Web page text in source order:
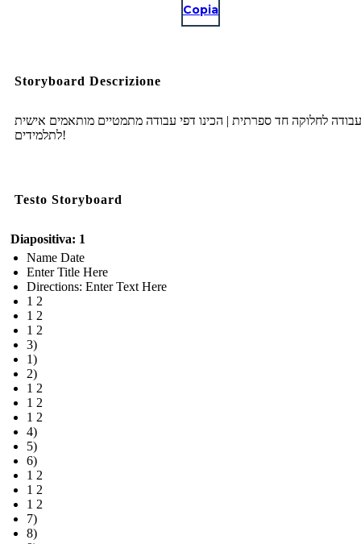
Copia
Storyboard Descrizione
לחלוקה חד ספרתית | הכינו דפי עבודה מתמטיים מותאמים אישית
לתלמידים!
Testo Storyboard
Diapositiva: 1
Name Date
Enter Title Here
Directions: Enter Text Here
1 2
1 2
1 2
3)
1)
2)
1 2
1 2
1 2
4)
5)
6)
1 2
1 2
1 2
7)
8)